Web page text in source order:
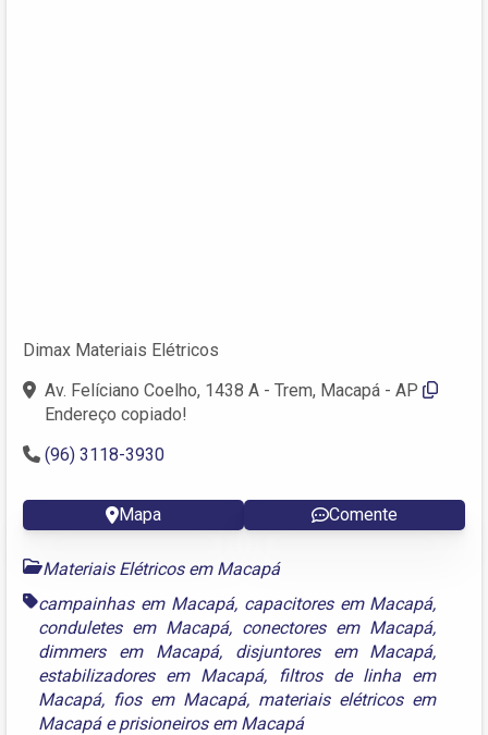
Dimax Materiais Elétricos
Av. Felíciano Coelho, 1438 A - Trem, Macapá - AP
Endereço copiado!
(96) 3118-3930
Mapa Comente
Materiais Elétricos em Macapá
campainhas em Macapá, capacitores em Macapá,
conduletes em Macapá, conectores em Macapá,
dimmers em Macapá, disjuntores em Macapá,
estabilizadores em Macapá,
filtros de linha em
Macapá, fios em Macapá, materiais elétricos em
Macapáeprisioneiros em Macapá